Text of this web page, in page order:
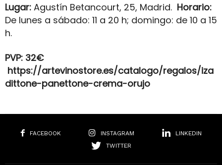
Lugar: Agustín Betancourt, 25, Madrid. Horario:
De lunes a sábado: 11 a 20 h; domingo: de 10 a 15
h.
PVP: 32€
https://artevinostore.es/catalogo/regalos/iza
dittone-panettone-crema-orujo
FACEBOOK INSTAGRAM
LINKEDIN
TWITTER